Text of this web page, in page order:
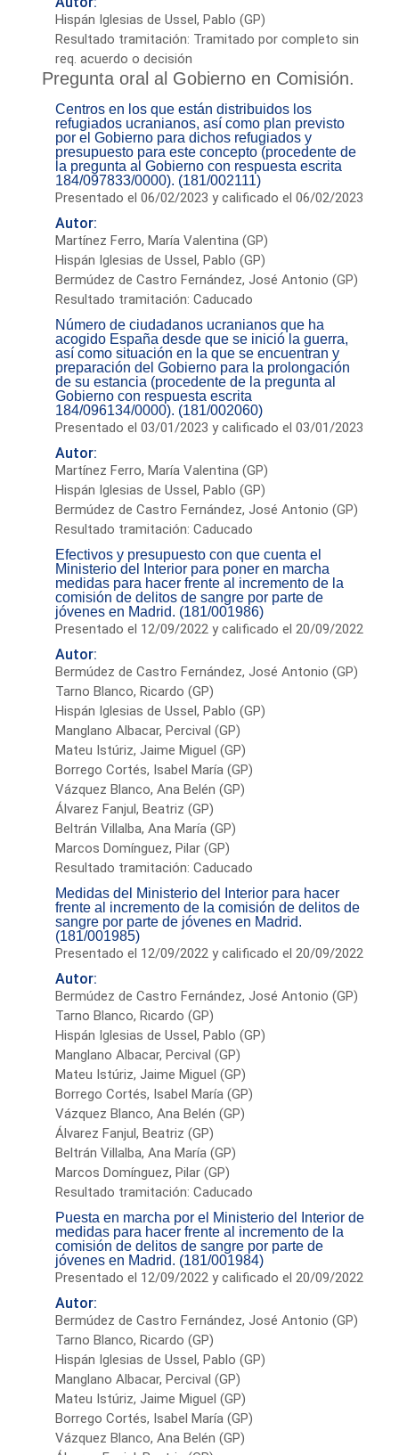
Hispán Iglesias de Ussel, Pablo (GP)
Resultado tramitación: Tramitado por completo sin
req. acuerdo o decisión
Pregunta oral al Gobierno en Comisión.
Centros en los que están distribuidos los
refugiados ucranianos, así como plan previsto
por el Gobierno para dichos refugiados y
presupuesto para este concepto (procedente de
la pregunta al Gobierno con respuesta escrita
184/097833/0000). (181/002111)
Presentado el 06/02/2023 y calificado el 06/02/2023
Autor:
Martínez Ferro, María Valentina (GP)
Hispán Iglesias de Ussel, Pablo (GP)
Bermúdez de Castro Fernández, José Antonio (GP)
Resultado tramitación: Caducado
Número de ciudadanos ucranianos que ha
acogido España desde que se inició la guerra,
así como situación en la que se encuentran y
preparación del Gobierno para la prolongación
de su estancia (procedente de la pregunta al
Gobierno con respuesta escrita
184/096134/0000). (181/002060)
Presentado el 03/01/2023 y calificado el 03/01/2023
Autor:
Martínez Ferro, María Valentina (GP)
Hispán Iglesias de Ussel, Pablo (GP)
Bermúdez de Castro Fernández, José Antonio (GP)
Resultado tramitación: Caducado
Efectivos y presupuesto con que cuenta el
Ministerio del Interior para poner en marcha
medidas para hacer frente al incremento de la
comisión de delitos de sangre por parte de
jóvenes en Madrid. (181/001986)
Presentado el 12/09/2022 y calificado el 20/09/2022
Autor:
Bermúdez de Castro Fernández, José Antonio (GP)
Tarno Blanco, Ricardo (GP)
Hispán Iglesias de Ussel, Pablo (GP)
Manglano Albacar, Percival (GP)
Mateu Istúriz, Jaime Miguel (GP)
Borrego Cortés, Isabel María (GP)
Vázquez Blanco, Ana Belén (GP)
Álvarez Fanjul, Beatriz (GP)
Beltrán Villalba, Ana María (GP)
Marcos Domínguez, Pilar (GP)
Resultado tramitación: Caducado
Medidas del Ministerio del Interior para hacer
frente al incremento de la comisión de delitos de
sangre por parte de jóvenes en Madrid.
(181/001985)
Presentado el 12/09/2022 y calificado el 20/09/2022
Autor:
Bermúdez de Castro Fernández, José Antonio (GP)
Tarno Blanco, Ricardo (GP)
Hispán Iglesias de Ussel, Pablo (GP)
Manglano Albacar, Percival (GP)
Mateu Istúriz, Jaime Miguel (GP)
Borrego Cortés, Isabel María (GP)
Vázquez Blanco, Ana Belén (GP)
Álvarez Fanjul, Beatriz (GP)
Beltrán Villalba, Ana María (GP)
Marcos Domínguez, Pilar (GP)
Resultado tramitación: Caducado
Puesta en marcha por el Ministerio del Interior de
medidas para hacer frente al incremento de la
comisión de delitos de sangre por parte de
jóvenes en Madrid. (181/001984)
Presentado el 12/09/2022 y calificado el 20/09/2022
Autor:
Bermúdez de Castro Fernández, José Antonio (GP)
Tarno Blanco, Ricardo (GP)
Hispán Iglesias de Ussel, Pablo (GP)
Manglano Albacar, Percival (GP)
Mateu Istúriz, Jaime Miguel (GP)
Borrego Cortés, Isabel María (GP)
Vázquez Blanco, Ana Belén (GP)